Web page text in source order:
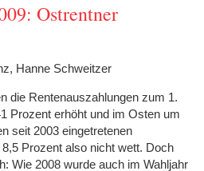
Ostrentner
Hanne Schweitzer
die Rentenauszahlungen zum 1.
Prozent erhöht und im Osten um
seit 2003 eingetretenen
Prozent also nicht wett. Doch
Wie 2008 wurde auch im Wahljahr